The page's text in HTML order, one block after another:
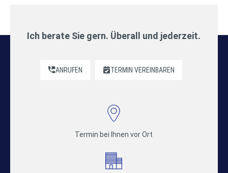
Ich berate Sie gern. Überall und jederzeit.
ANRUFEN TERMIN VEREINBAREN
Termin bei Ihnen vor Ort